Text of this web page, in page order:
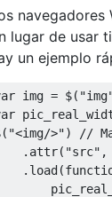
lugar de usar
un ejemplo
img = $(
( "<img/>")
//
. attr( "src" ,
. load(